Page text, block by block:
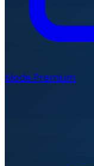
Mode Premium